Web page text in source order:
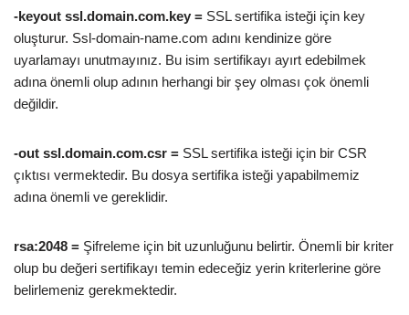
-keyout ssl.domain.com.key = SSL sertifika isteği için key
oluşturur. Ssl-domain-name.com adını kendinize göre
uyarlamayı unutmayınız. Bu isim sertifikayı ayırt edebilmek
adına önemli olup adının herhangi bir şey olması çok önemli
değildir.
-out ssl.domain.com.csr = SSL sertifika isteği için bir CSR
çıktısı vermektedir. Bu dosya sertifika isteği yapabilmemiz
adına önemli ve gereklidir.
rsa:2048 = Şifreleme için bit uzunluğunu belirtir. Önemli bir kriter
olup bu değeri sertifikayı temin edeceğiz yerin kriterlerine göre
belirlemeniz gerekmektedir.